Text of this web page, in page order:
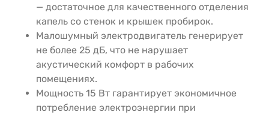
— достаточное для качественного отделения
капель со стенок и крышек пробирок.
Малошумный электродвигатель генерирует
не более 25 дБ, что не нарушает
акустический комфорт в рабочих
помещениях.
Мощность 15 Вт гарантирует экономичное
потребление электроэнергии при